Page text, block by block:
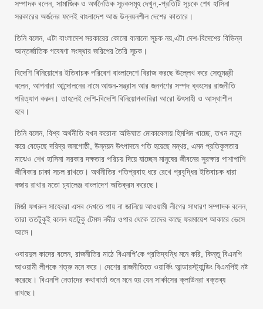
সম্পাদক বলেন, সামাজিক ও অর্থনৈতিক সূচকসমূহ দেখুন,-প্রতিটি সূচকে শেখ হাসিনা
সরকারের অর্জনের ফলেই বাংলাদেশ আজ উন্নয়নশীল দেশের কাতারে।
তিনি বলেন, এটা বাংলাদেশ সরকারের কোনো বানানো সূচক নয়,এটা দেশ-বিদেশের বিভিন্ন
আন্তর্জাতিক গবেষণা সংস্থার জরিপের তৈরি সূচক।
বিদেশি বিনিয়োগের ইতিবাচক পরিবেশ বাংলাদেশে বিরাজ করছে উল্লেখ করে সেতুমন্ত্রী
বলেন, আপনারা আন্দোলনের নামে আগুন-সন্ত্রাস আর জনগণের সম্পদ ধ্বংসের রাজনীতি
পরিত্যাগ করুন। তাহলেই দেশি-বিদেশি বিনিয়োগকারিরা আরো উৎসাহী ও আস্থাশীল
হবে।
তিনি বলেন, বিশ্ব অর্থনীতি যখন করোনা অভিঘাত মোকাবেলায় হিমশিম খাচ্ছে, তখন নতুন
করে বেড়েছে দরিদ্র জনগোষ্ঠী, উন্নয়ন উৎপাদনে গতি হয়েছে মন্থর, এমন প্রতিকূলতার
মাঝেও শেখ হাসিনা সরকার দক্ষতার পরিচয় দিয়ে যাচ্ছেন মানুষের জীবনের সুরক্ষার পাশাপাশি
জীবিকার চাকা সচল রাখতে। অর্থনীতির গতিপ্রবাহ ধরে রেখে প্রবৃদ্ধির ইতিবাচক ধারা
বজায় রাখার মতো চ্যালেঞ্জ বাংলাদেশ অতিক্রম করেছে।
মির্জা ফখরুল সাহেবরা এসব দেখতে পায় না জানিয়ে আওয়ামী লীগের সাধারণ সম্পাদক বলেন,
তারা ততটুকুই বলেন যতটুকু টেমস নদীর ওপার থেকে তাদের কাছে ফরমায়েশ আকারে ভেসে
আসে।
ওবায়দুল কাদের বলেন, রাজনীতির মাঠে বিএনপি’কে প্রতিদ্বন্ধি মনে করি, কিন্তু বিএনপি
আওয়ামী লীগকে শত্রু মনে করে। দেশের রাজনীতিতে ওয়ার্কিং আন্ডারস্ট্যান্ডিং বিএনপিই নষ্ট
করেছে। বিএনপি নেতাদের কথাবার্তা শুনে মনে হয় যেন সার্কাসের ক্লাউনরা বক্তব্য
রাখছে।